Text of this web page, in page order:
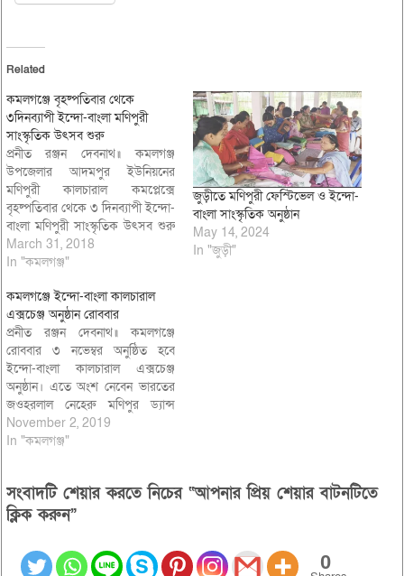
Related
কমলগঞ্জে বৃহষ্পতিবার থেকে
৩দিনব্যাপী ইন্দো-বাংলা মণিপুরী
সাংস্কৃতিক উৎসব শুরু
প্রনীত রঞ্জন দেবনাথ॥ কমলগঞ্জ
উপজেলার আদমপুর ইউনিয়নের
মণিপুরী কালচারাল কমপ্লেক্সে
বৃহষ্পতিবার থেকে ৩ দিনব্যাপী ইন্দো-
বাংলা মণিপুরী সাংস্কৃতিক উৎসব শুরু
হতে যাচ্ছে। বৃহস্পতিবার বিকাল ৪
টায় উদ্বোধনী অনুষ্ঠানে অনুষ্ঠানে প্রধান
প্রতিমন্ত্রী এম এ মান্নান এমপি। বিশেষ
অতিথি হিসাবে উপস্থিত থাকবেন
মৌলভীবাজার-২ আসনের সংসদ
সদস্য মোঃ আব্দুল…
March 31, 2018
In "কমলগঞ্জ"
জুড়ীতে মণিপুরী ফেস্টিভেল ও ইন্দো-
বাংলা সাংস্কৃতিক অনুষ্ঠান
May 14, 2024
In "জুড়ী"
কমলগঞ্জে ইন্দো-বাংলা কালচারাল
এক্সচেঞ্জ অনুষ্ঠান রোববার
প্রনীত রঞ্জন দেবনাথ॥ কমলগঞ্জে
রোববার ৩ নভেম্বর অনুষ্ঠিত হবে
ইন্দো-বাংলা কালচারাল এক্সচেঞ্জ
অনুষ্ঠান। এতে অংশ নেবেন ভারতের
জওহরলাল নেহেরু মণিপুর ড্যান্স
অ্যাকাডেমি, ওয়ার্ল্ড থাং-টা ফেডারেশন
এবং লোকসংগীত শিল্পী দোনা
সাংস্কৃতিক পরিবেশনায় উপস্থাপন
করবেন। বাংলাদেশ পোরৈ অপোকপা
সহযোগিতায়…
November 2, 2019
In "কমলগঞ্জ"
সংবাদটি শেয়ার করতে নিচের “আপনার প্রিয় শেয়ার বাটনটিতে
ক্লিক করুন”
0